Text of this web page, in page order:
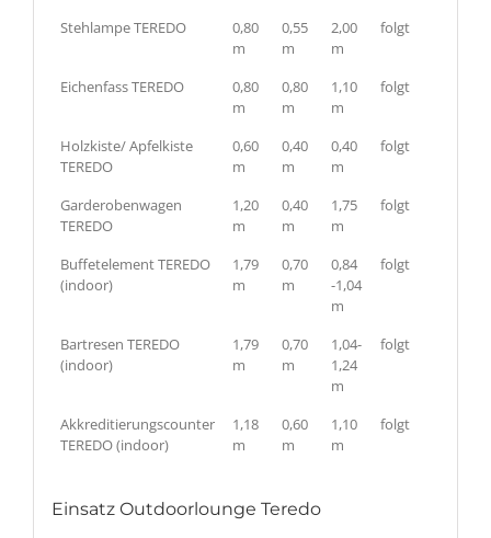
Stehlampe TEREDO
0,80
m
0,55
m
2,00
m
folgt
Eichenfass TEREDO
0,80
m
0,80
m
1,10
m
folgt
Holzkiste/ Apfelkiste
TEREDO
0,60
m
0,40
m
0,40
m
folgt
Garderobenwagen
TEREDO
1,20
m
0,40
m
1,75
m
folgt
Buffetelement TEREDO
(indoor)
1,79
m
0,70
m
0,84
-1,04
m
folgt
Bartresen TEREDO
(indoor)
1,79
m
0,70
m
1,04-
1,24
m
folgt
Akkreditierungscounter
TEREDO (indoor)
1,18
m
0,60
m
1,10
m
folgt
Einsatz Outdoorlounge Teredo